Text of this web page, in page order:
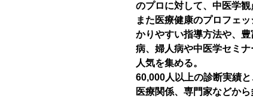
のプロに対して、中医学観
また医療健康のプロフェ
かりやすい指導方法や、
病、婦人病や中医学セミ
人気を集める。
60,000人以上の診断実績
医療関係、専門家などから